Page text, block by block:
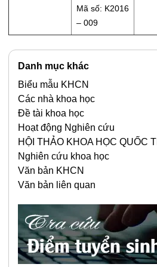
Mã số: K2016
– 009
Danh mục khác
Biểu mẫu KHCN
Các nhà khoa học
Đề tài khoa học
Hoạt động Nghiên cứu
HỘI THẢO KHOA HỌC QUỐC
Nghiên cứu khoa học
Văn bản KHCN
Văn bản liên quan